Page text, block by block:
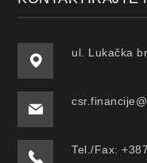
ul. Lukačka
Tel./Fax: